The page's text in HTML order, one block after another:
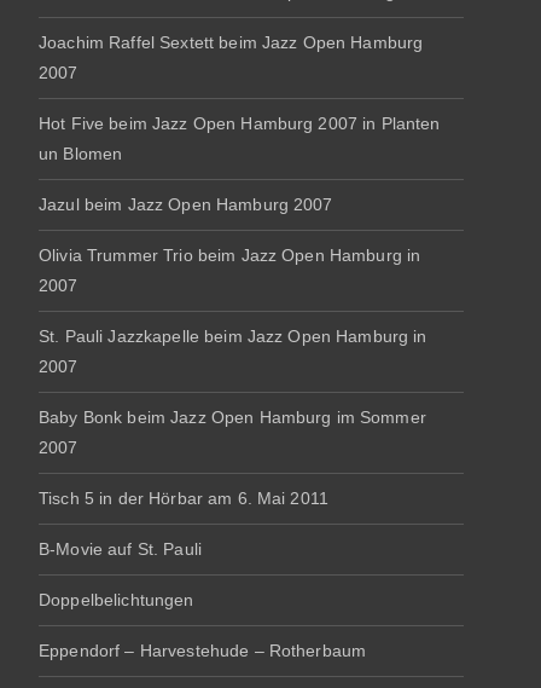
Joachim Raffel Sextett beim Jazz Open Hamburg
2007
Hot Five beim Jazz Open Hamburg 2007 in Planten
un Blomen
Jazul beim Jazz Open Hamburg 2007
Olivia Trummer Trio beim Jazz Open Hamburg in
2007
St. Pauli Jazzkapelle beim Jazz Open Hamburg in
2007
Baby Bonk beim Jazz Open Hamburg im Sommer
2007
Tisch 5 in der Hörbar am 6. Mai 2011
B-Movie auf St. Pauli
Doppelbelichtungen
Eppendorf – Harvestehude – Rotherbaum